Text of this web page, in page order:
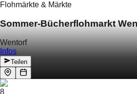
Flohmärkte & Märkte
Sommer-Bücherflohmarkt
Wentorf
Infos
Teilen
8